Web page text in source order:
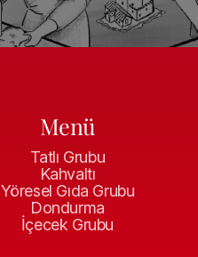
Menü
Tatlı Grubu
Kahvaltı
Yöresel Gıda Grubu
Dondurma
İçecek Grubu